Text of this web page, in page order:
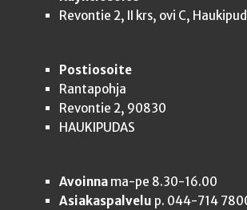
Revontie 2, II krs, ovi C,
Postiosoite
Rantapohja
Revontie 2, 90830
HAUKIPUDAS
Avoinnama-pe 8.30-16.00
Asiakaspalvelu p. 044-714